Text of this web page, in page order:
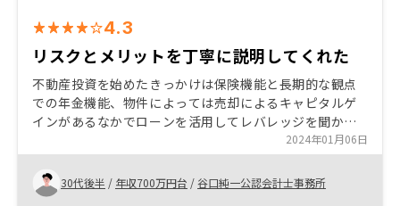
4.3
リスクとメリットを丁寧に説明してくれた
不動産投資を始めたきっかけは保険機能と長期的な観点
での年金機能、物件によっては売却によるキャピタルゲ
インがあるなかでローンを活用してレバレッジを聞かせ
た投資ができる点、長期投資となるので早ければ早いほ
ど年金としての活用が早まる点が投資物件購入の理由で
す。 RENOSYに決めた理由ははじめのイメージと異なり
管理が楽そうという点が決め手でした。
2024年01月06日
30代後半 / 年収700万円台 /谷口純一公認会計士事務所